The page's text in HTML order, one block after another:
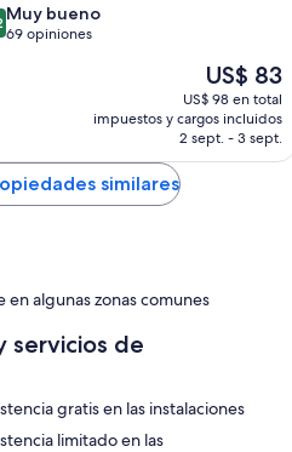
Muy bueno
69 opiniones
El
precio
actual
es
de
US$ 83
US$ 98 en total
impuestos y cargos incluidos
2 sept. - 3 sept.
similares
algunas zonas comunes
servicios de
gratis en las instalaciones
limitado en las